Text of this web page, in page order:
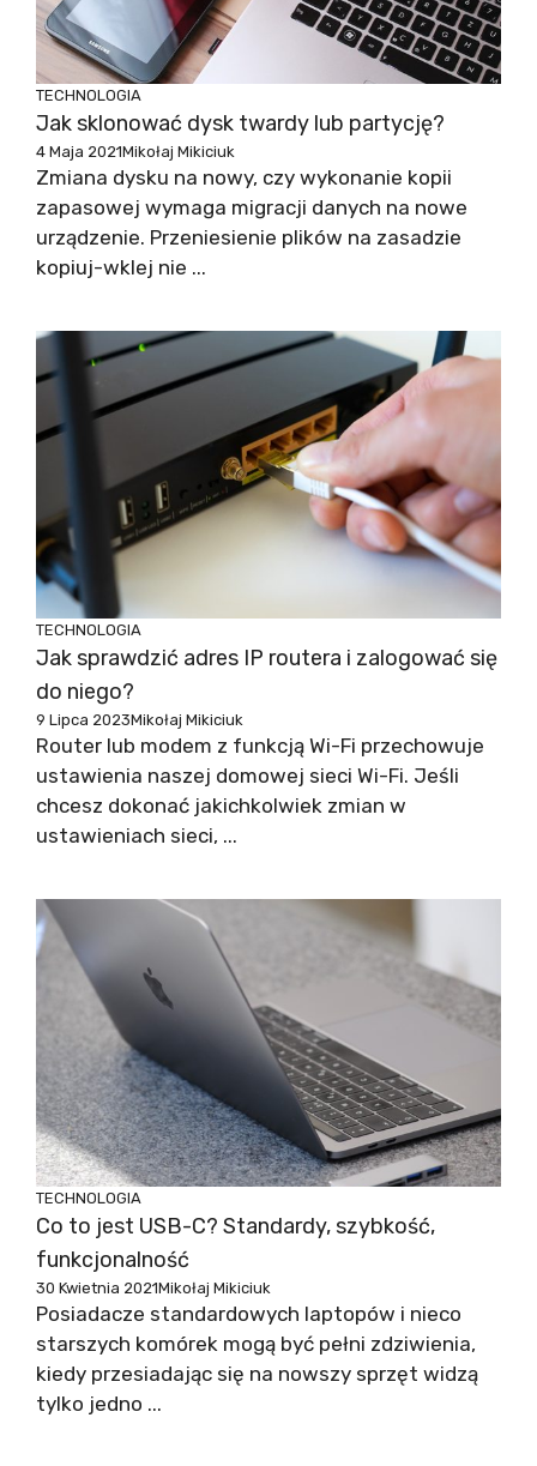
TECHNOLOGIA
Jak sklonować dysk twardy lub partycję?
4 Maja 2021Mikołaj Mikiciuk
Zmiana dysku na nowy, czy wykonanie kopii
zapasowej wymaga migracji danych na nowe
urządzenie. Przeniesienie plików na zasadzie
kopiuj-wklej nie ...
TECHNOLOGIA
Jak sprawdzić adres IP routera i zalogować się
do niego?
9 Lipca 2023Mikołaj Mikiciuk
Router lub modem z funkcją Wi-Fi przechowuje
ustawienia naszej domowej sieci Wi-Fi. Jeśli
chcesz dokonać jakichkolwiek zmian w
ustawieniach sieci, ...
TECHNOLOGIA
Co to jest USB-C? Standardy, szybkość,
funkcjonalność
30 Kwietnia 2021Mikołaj Mikiciuk
Posiadacze standardowych laptopów i nieco
starszych komórek mogą być pełni zdziwienia,
kiedy przesiadając się na nowszy sprzęt widzą
tylko jedno ...